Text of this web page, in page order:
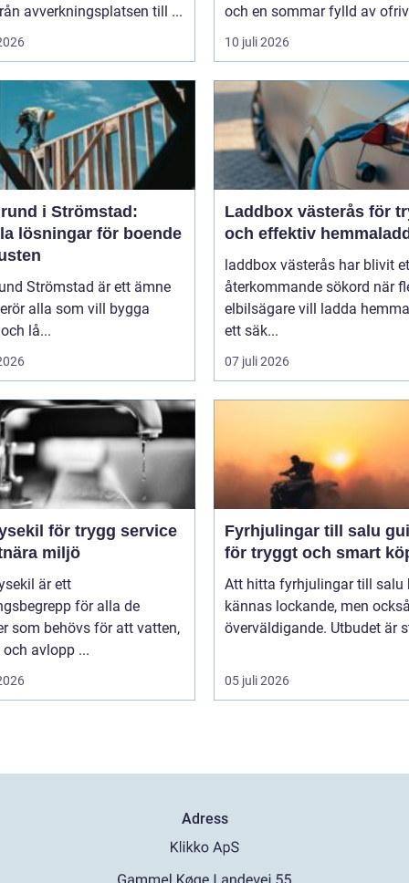
avverkningsplatsen till ...
och en sommar fylld av
10 juli 2026
i Strömstad:
lösningar för boende
Strömstad är ett ämne
alla som vill bygga
lå...
Laddbox västerås för
och effektiv
laddbox västerås har blivit
återkommande sökord när
elbilsägare vill ladda
ett säk...
07 juli 2026
för trygg service
miljö
är ett
för alla de
som behövs för att vatten,
avlopp ...
Fyrhjulingar till salu guide
för tryggt och smart
Att hitta fyrhjulingar till salu
kännas lockande, men
överväldigande. Utbudet är
05 juli 2026
Adress